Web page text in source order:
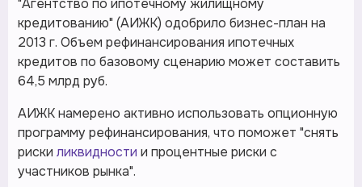
"Агентство по ипотечному жилищному
кредитованию" (АИЖК) одобрило бизнес-план на
2013 г. Объем рефинансирования ипотечных
кредитов по базовому сценарию может составить
64,5 млрд руб.
АИЖК намерено активно использовать опционную
программу рефинансирования, что поможет "снять
риски ликвидности и процентные риски с
участников рынка".